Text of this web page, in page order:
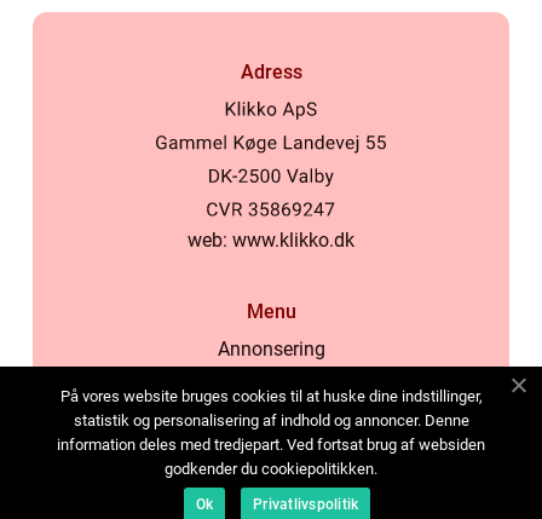
Adress
web: www.klikko.dk
Menu
Annonsering
Cookies
Kontakta oss
Sitemap
På vores website bruges cookies til at huske dine indstillinger,
statistik og personalisering af indhold og annoncer. Denne
information deles med tredjepart. Ved fortsat brug af websiden
godkender du cookiepolitikken.
Ok Privatlivspolitik